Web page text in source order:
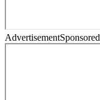
AdvertisementSponsored